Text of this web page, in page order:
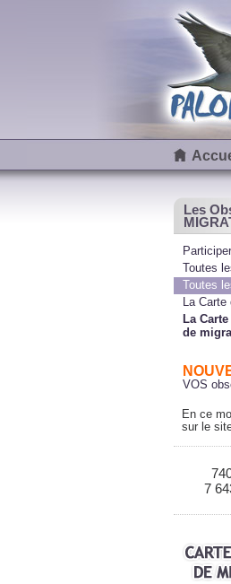
Les
Participer
Toutes
Toutes
La
La
de
VOS
En ce
sur le
7